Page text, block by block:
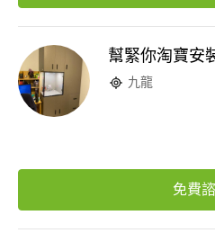
幫緊你淘寶安
九龍
免費